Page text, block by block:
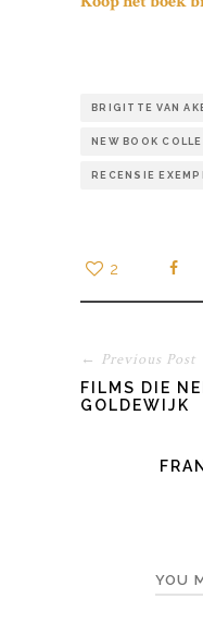
BRIGITTE VAN
NEW BOOK
RECENSIE
2
← Previous Post
FILMS DIE
GOLDEWIJK
YOU